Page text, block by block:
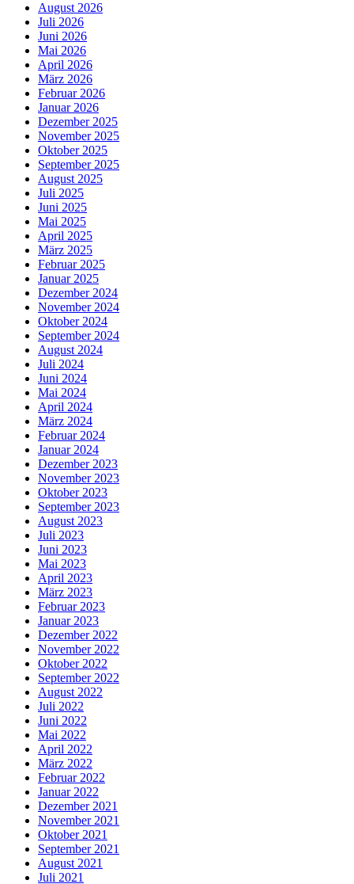
August 2026
Juli 2026
Juni 2026
Mai 2026
April 2026
März 2026
Februar 2026
Januar 2026
Dezember 2025
November 2025
Oktober 2025
September 2025
August 2025
Juli 2025
Juni 2025
Mai 2025
April 2025
März 2025
Februar 2025
Januar 2025
Dezember 2024
November 2024
Oktober 2024
September 2024
August 2024
Juli 2024
Juni 2024
Mai 2024
April 2024
März 2024
Februar 2024
Januar 2024
Dezember 2023
November 2023
Oktober 2023
September 2023
August 2023
Juli 2023
Juni 2023
Mai 2023
April 2023
März 2023
Februar 2023
Januar 2023
Dezember 2022
November 2022
Oktober 2022
September 2022
August 2022
Juli 2022
Juni 2022
Mai 2022
April 2022
März 2022
Februar 2022
Januar 2022
Dezember 2021
November 2021
Oktober 2021
September 2021
August 2021
Juli 2021